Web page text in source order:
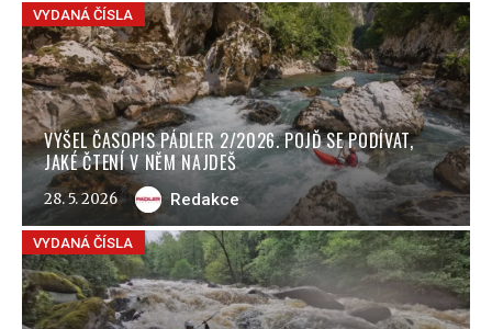
VYDANÁ ČÍSLA
VYŠEL ČASOPIS PÁDLER 2/2026. POJĎ SE PODÍVAT,
JAKÉ ČTENÍ V NĚM NAJDEŠ
28. 5. 2026 Redakce
VYDANÁ ČÍSLA